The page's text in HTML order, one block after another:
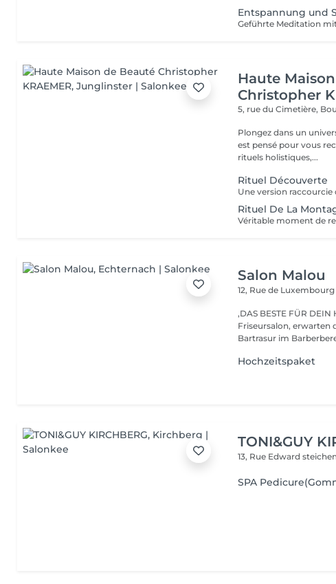
Entspannung und
Geführte Meditation
Haute
Christopher
5, rue du Cimetière,
Plongez dans un
est pensé pour vous
rituels holistiques,...
Rituel Découverte
Rituel De La
Salon Malou
12, Rue de Luxembourg
,DAS BESTE FÜR DEIN HAAR'' Bei einem
Friseursalon, erwarten
Bartrasur im
Hochzeitspaket
TONI&GUY
13, Rue Edward
SPA